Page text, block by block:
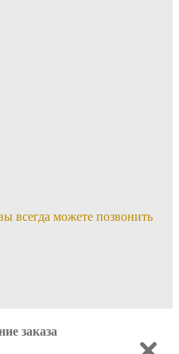
всегда можете позвонить
заказа